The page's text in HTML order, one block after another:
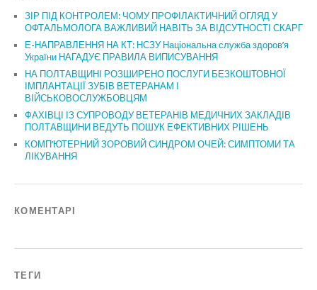
ЗІР ПІД КОНТРОЛЕМ: ЧОМУ ПРОФІЛАКТИЧНИЙ ОГЛЯД У
ОФТАЛЬМОЛОГА ВАЖЛИВИЙ НАВІТЬ ЗА ВІДСУТНОСТІ СКАРГ
Е-НАПРАВЛЕННЯ НА КТ: НСЗУ Національна служба здоров’я
України НАГАДУЄ ПРАВИЛА ВИПИСУВАННЯ
НА ПОЛТАВЩИНІ РОЗШИРЕНО ПОСЛУГИ БЕЗКОШТОВНОЇ
ІМПЛАНТАЦІЇ ЗУБІВ ВЕТЕРАНАМ І
ВІЙСЬКОВОСЛУЖБОВЦЯМ
ФАХІВЦІ ІЗ СУПРОВОДУ ВЕТЕРАНІВ МЕДИЧНИХ ЗАКЛАДІВ
ПОЛТАВЩИНИ ВЕДУТЬ ПОШУК ЕФЕКТИВНИХ РІШЕНЬ
КОМП’ЮТЕРНИЙ ЗОРОВИЙ СИНДРОМ ОЧЕЙ: СИМПТОМИ ТА
ЛІКУВАННЯ
КОМЕНТАРІ
ТЕГИ